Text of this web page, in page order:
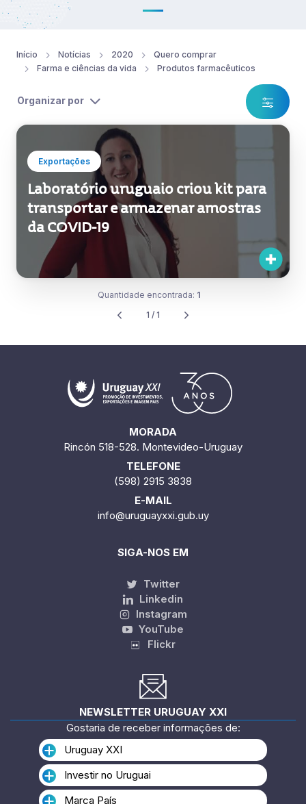
Início Notícias 2020
Quero comprar
Farma e ciências da vida
Produtos farmacêuticos
Organizar por
Exportações
Laboratório uruguaio criou kit para
transportar e armazenar amostras
da COVID-19
Quantidade encontrada: 1
1 / 1
MORADA
Rincón 518-528. Montevideo-Uruguay
TELEFONE
(598) 2915 3838
E-MAIL
info@uruguayxxi.gub.uy
SIGA-NOS EM
Twitter
Linkedin
Instagram
YouTube
Flickr
NEWSLETTER URUGUAY XXI
Gostaria de receber informações de:
Uruguay XXI
Investir no Uruguai
Marca País